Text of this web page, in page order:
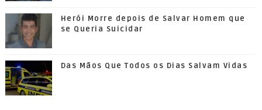
Herói Morre depois de Salvar Homem que
se Queria Suicidar
Das Mãos Que Todos os Dias Salvam Vidas